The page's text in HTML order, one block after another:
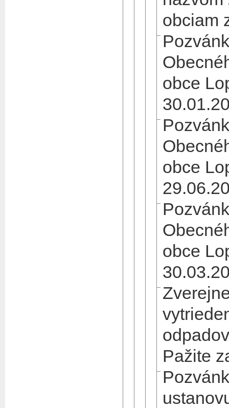
obciam
obce
obce
obce
Pažite